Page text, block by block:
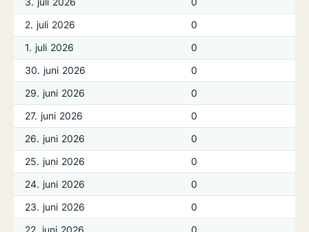
2. juli 2026
0
1. juli 2026
0
30. juni 2026
0
29. juni 2026
0
27. juni 2026
0
26. juni 2026
0
25. juni 2026
0
24. juni 2026
0
23. juni 2026
0
22. juni 2026
0